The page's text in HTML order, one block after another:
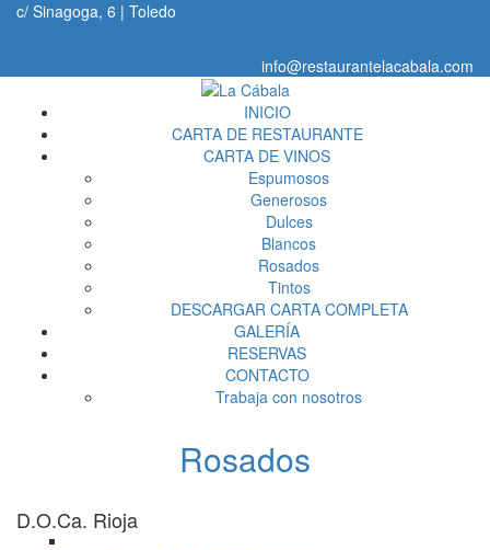
c/ Sinagoga, 6 | Toledo
info@restaurantelacabala.com
INICIO
CARTA DE RESTAURANTE
CARTA DE VINOS
Espumosos
Generosos
Dulces
Blancos
Rosados
Tintos
DESCARGAR CARTA COMPLETA
GALERÍA
RESERVAS
CONTACTO
Trabaja con nosotros
Rosados
D.O.Ca. Rioja